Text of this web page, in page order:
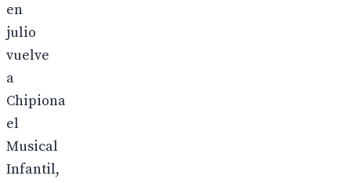
en
julio
vuelve
a
Chipiona
el
Musical
Infantil,